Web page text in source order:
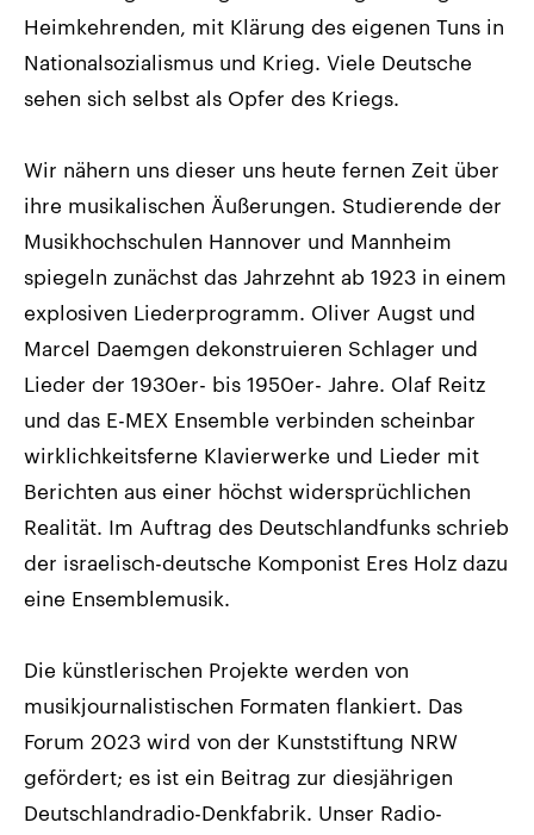
Heimkehrenden, mit Klärung des eigenen Tuns in
Nationalsozialismus und Krieg. Viele Deutsche
sehen sich selbst als Opfer des Kriegs.
Wir nähern uns dieser uns heute fernen Zeit über
ihre musikalischen Äußerungen. Studierende der
Musikhochschulen Hannover und Mannheim
spiegeln zunächst das Jahrzehnt ab 1923 in einem
explosiven Liederprogramm. Oliver Augst und
Marcel Daemgen dekonstruieren Schlager und
Lieder der 1930er- bis 1950er- Jahre. Olaf Reitz
und das E-MEX Ensemble verbinden scheinbar
wirklichkeitsferne Klavierwerke und Lieder mit
Berichten aus einer höchst widersprüchlichen
Realität. Im Auftrag des Deutschlandfunks schrieb
der israelisch-deutsche Komponist Eres Holz dazu
eine Ensemblemusik.
Die künstlerischen Projekte werden von
musikjournalistischen Formaten flankiert. Das
Forum 2023 wird von der Kunststiftung NRW
gefördert; es ist ein Beitrag zur diesjährigen
Deutschlandradio-Denkfabrik. Unser Radio-